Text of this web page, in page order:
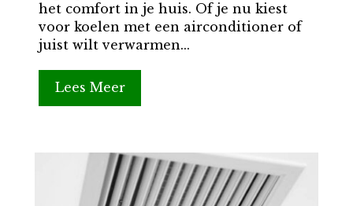
het comfort in je huis. Of je nu kiest
voor koelen met een airconditioner of
juist wilt verwarmen...
Lees Meer